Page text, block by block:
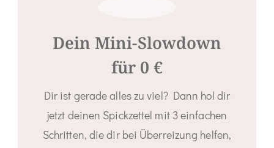
Dein Mini-Slowdown
für 0 €
Dir ist gerade alles zu viel? Dann hol dir
jetzt deinen Spickzettel mit 3 einfachen
Schritten, die dir bei Überreizung helfen,